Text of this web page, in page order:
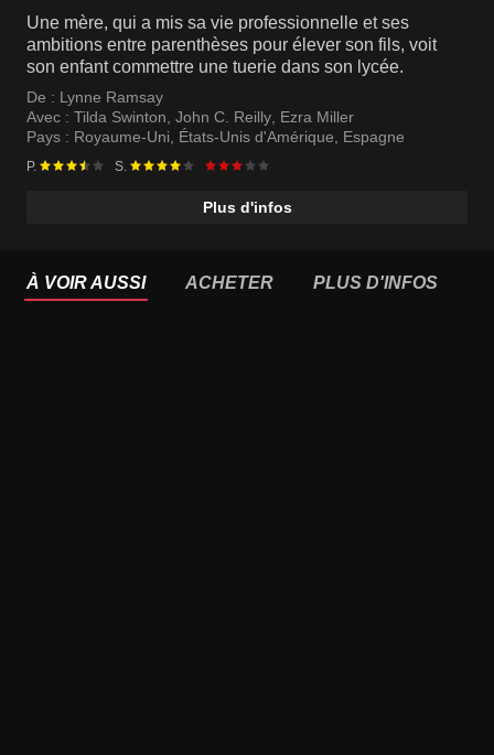
Une mère, qui a mis sa vie professionnelle et ses
ambitions entre parenthèses pour élever son fils, voit
son enfant commettre une tuerie dans son lycée.
De : Lynne Ramsay
Avec : Tilda Swinton John C. Reilly Ezra Miller
Pays : Royaume-Uni États-Unis d'Amérique Espagne
P. S.
Plus d'infos
À VOIR AUSSI ACHETER PLUS D'INFOS